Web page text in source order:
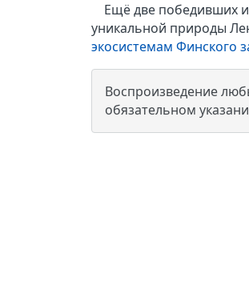
Ещё две победивших
уникальной природы
экосистемам Финского
Воспроизведение
обязательном